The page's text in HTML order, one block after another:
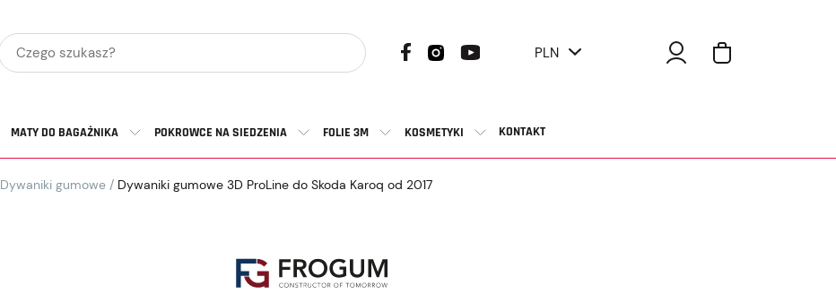
PLN
MATY DO BAGAŻNIKA POKROWCE NA SIEDZENIA FOLIE 3M KOSMETYKI KONTAKT
Dywaniki gumowe / Dywaniki gumowe 3D ProLine do Skoda Karoq od 2017